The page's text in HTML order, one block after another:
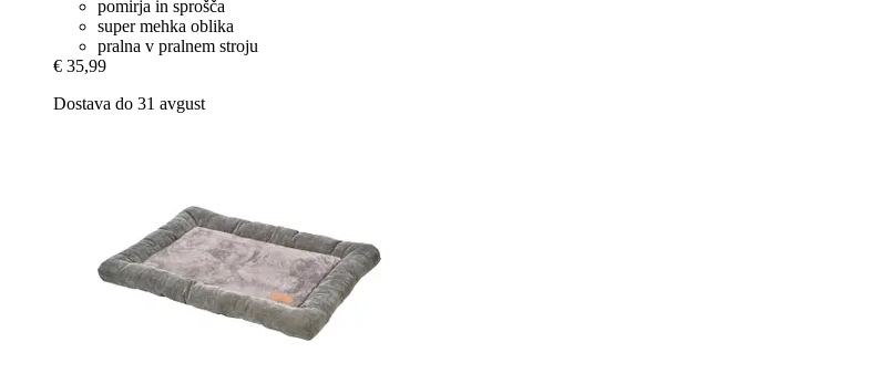
pomirja in sprošča
super mehka oblika
pralna v pralnem stroju
€ 35,99
Dostava do 31 avgust